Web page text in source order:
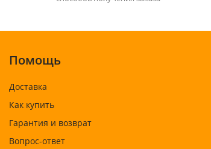
Помощь
Доставка
Как купить
Гарантия и возврат
Вопрос-ответ